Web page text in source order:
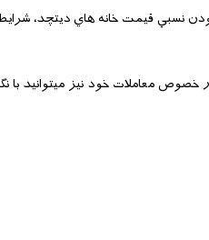
نسبي قيمت خانه هاي ديتچد،
معاملات خود نیز میتوانید با